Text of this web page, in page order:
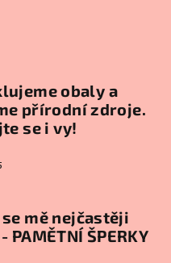
obaly a
přírodní zdroje.
se i vy!
se mě nejčastěji
PAMĚTNÍ ŠPERKY